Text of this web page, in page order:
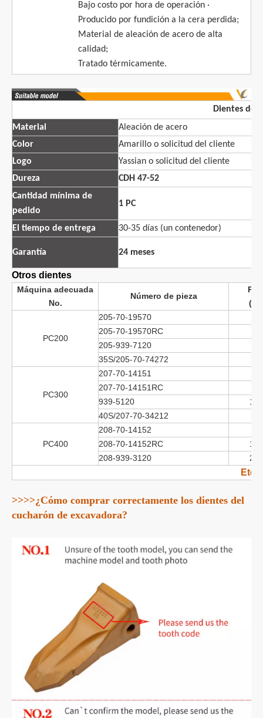
Bajo costo por hora de operación ·
Producido por fundición a la cera perdida;
Material de aleación de acero de alta
calidad;
Tratado térmicamente.
Dientes del
Material
Aleación de acero
Color
Amarillo o solicitud del cliente
Logo
Yassian o solicitud del cliente
Dureza
CDH 47-52
Cantidad mínima de
pedido
1 PC
El tiempo de entrega 30-35 días (un contenedor)
Garantía 24 meses
Otros dientes
Máquina adecuada
No.
Número de pieza
PC200
205-70-19570
205-70-19570RC
205-939-7120
35S/205-70-74272
PC300
207-70-14151
207-70-14151RC
939-5120
40S/207-70-34212
PC400
208-70-14152
208-70-14152RC
208-939-3120
>>>>¿Cómo comprar correctamente los dientes del
cucharón de excavadora?